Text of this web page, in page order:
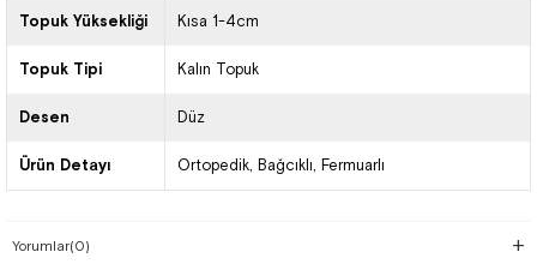
Topuk Yüksekliği Kısa 1-4cm
Topuk Tipi Kalın Topuk
Desen Düz
Ürün Detayı Ortopedik Bağcıklı Fermuarlı
Yorumlar(0)